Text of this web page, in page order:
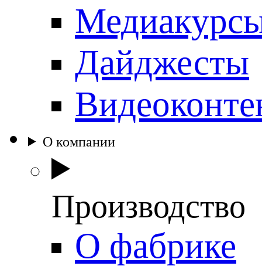
Дайджесты
О компании
Производство
О фабрике